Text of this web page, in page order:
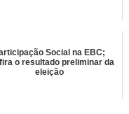
Social na EBC;
o resultado preliminar da
eleição